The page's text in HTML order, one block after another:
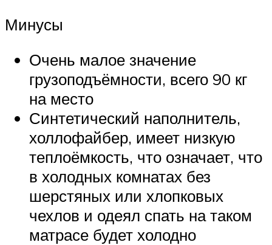
Минусы
Очень малое значение
грузоподъёмности, всего 90 кг
на место
Синтетический наполнитель,
холлофайбер, имеет низкую
теплоёмкость, что означает, что
в холодных комнатах без
шерстяных или хлопковых
чехлов и одеял спать на таком
матрасе будет холодно